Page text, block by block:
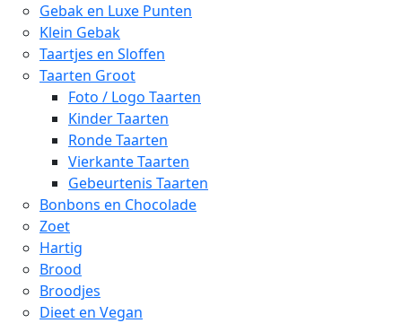
Gebak en Luxe Punten
Klein Gebak
Taartjes en Sloffen
Taarten Groot
Foto / Logo Taarten
Kinder Taarten
Ronde Taarten
Vierkante Taarten
Gebeurtenis Taarten
Bonbons en Chocolade
Zoet
Hartig
Brood
Broodjes
Dieet en Vegan